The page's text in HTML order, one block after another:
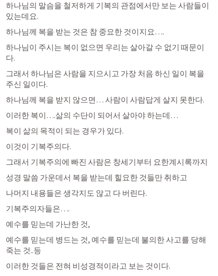
하나님의 말슴을 철저하게 기복의 관점에서만 보는 사람들이
있는데요.
하나님께 복을 받는 것은 참 중요한 것이지요….
하나님이 주시는 복이 없으면 우리는 살아갈 수 없기 때문이
다.
그래서 하나님은 사람을 지으시고 가장 처음 하신 일이 복을
주신 일이다.
하나님께 복을 받지 않으면… 사람이 사람답게 살지 못한다.
이러한 복이….삶의 수단이 되어서 살아야 하는데…
복이 삶의 목적이 되는 경우가 있다.
이것이 기복주의다.
그래서 기복주의에 빠진 사람은 창세기부터 요한계시록까지
성경 말씀 가운데서 복을 받는데 힐요한 것들만 취하고
나머지 내용들은 생각지도 않고 다 버린다.
기복주의자들은….
예수를 믿는데 가난한 것,
예수를 믿는데 병드는 것, 예수를 믿는데 불의한 사고를 당해
죽는 것..등
이러한 것들은 전혀 비성경적이라고 보는 것이다.